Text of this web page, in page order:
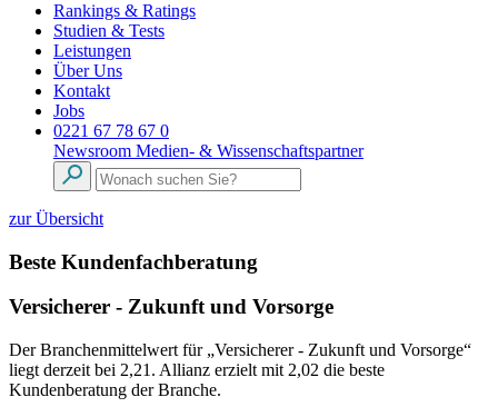
Rankings & Ratings
Studien & Tests
Leistungen
Über Uns
Kontakt
Jobs
0221 67 78 67 0
Newsroom Medien- & Wissenschaftspartner
zur Übersicht
Beste Kundenfachberatung
Versicherer - Zukunft und Vorsorge
Der Branchenmittelwert für „Versicherer - Zukunft und Vorsorge“
liegt derzeit bei 2,21. Allianz erzielt mit 2,02 die beste
Kundenberatung der Branche.